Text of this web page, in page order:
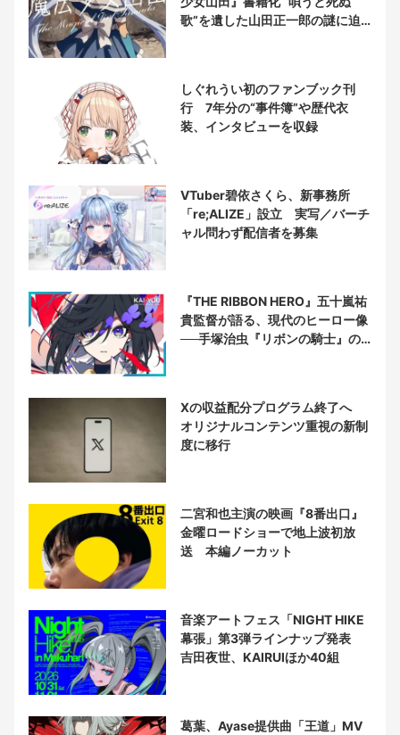
歌”を遺した山田正一郎の謎に迫
しぐれうい初のファンブック刊
行 7年分の“事件簿”や歴代衣
装、インタビューを収録
VTuber碧依さくら、新事務所
「re;ALIZE」設立 実写／バーチ
ャル問わず配信者を募集
『THE RIBBON HERO』五十嵐祐
貴監督が語る、現代のヒーロー像
──手塚治虫『リボンの騎士』の
Xの収益配分プログラム終了へ
オリジナルコンテンツ重視の新制
度に移行
二宮和也主演の映画『8番出口』
金曜ロードショーで地上波初放
送 本編ノーカット
音楽アートフェス「NIGHT HIKE
幕張」第3弾ラインナップ発表
吉田夜世、KAIRUIほか40組
葛葉、Ayase提供曲「王道」MV